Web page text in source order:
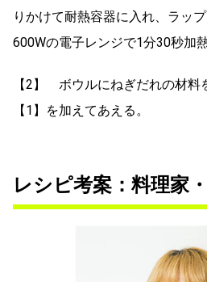
りかけて耐熱容器に入れ、ラッ
600Wの電子レンジで1分30秒加熱
【2】 ボウルにねぎだれの材料
【1】を加えてあえる。
レシピ考案：料理家